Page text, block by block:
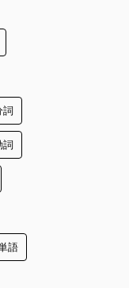
詞
詞
語